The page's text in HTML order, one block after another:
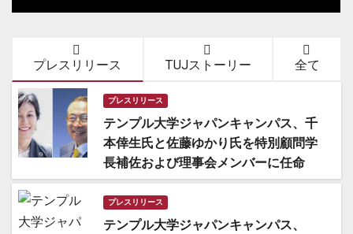
プレスリリース TUJストーリー 全て
プレスリリース
テンプル大学ジャパンキャンパス、千
本倖生氏と佐藤ゆかり氏を特別顧問学
長補佐および理事会メンバーに任命
プレスリリース
テンプル大学ジャパンキャンパス、